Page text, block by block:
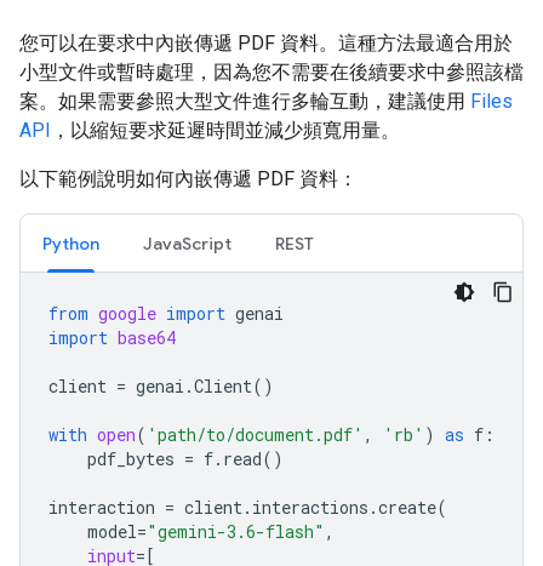
您可以在要求中內嵌傳遞 PDF 資料。這種方法最適合用於
小型文件或暫時處理，因為您不需要在後續要求中參照該檔
案。如果需要參照大型文件進行多輪互動，建議使用 Files
API ，以縮短要求延遲時間並減少頻寬用量。
以下範例說明如何內嵌傳遞 PDF 資料：
Python JavaScript REST
from google import genai
import base64
client = genai .Client()
with open( 'path/to/document.pdf' , 'rb' ) as f :
pdf_bytes = f. read()
interaction = client. interactions .create(
model="gemini-3.6-flash" ,
input=[